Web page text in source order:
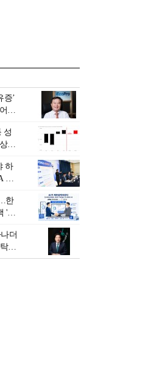
증’
쩌
성
장
하
투
한
'베
더
수
시